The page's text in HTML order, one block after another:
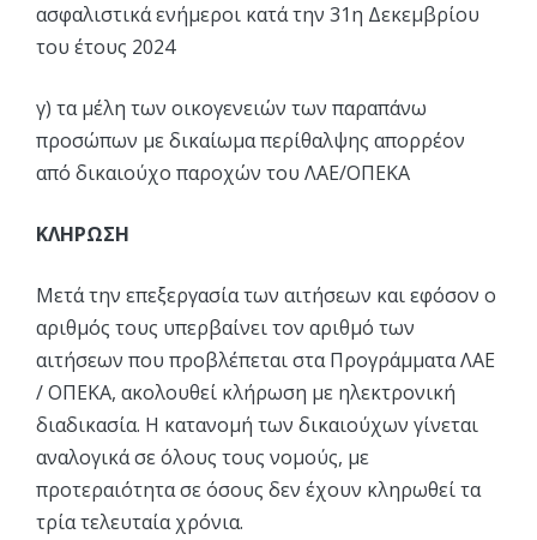
ασφαλιστικά ενήμεροι κατά την 31η Δεκεμβρίου
του έτους 2024
γ) τα μέλη των οικογενειών των παραπάνω
προσώπων με δικαίωμα περίθαλψης απορρέον
από δικαιούχο παροχών του ΛΑΕ/ΟΠΕΚΑ
ΚΛΗΡΩΣΗ
Μετά την επεξεργασία των αιτήσεων και εφόσον ο
αριθμός τους υπερβαίνει τον αριθμό των
αιτήσεων που προβλέπεται στα Προγράμματα ΛΑΕ
/ ΟΠΕΚΑ, ακολουθεί κλήρωση με ηλεκτρονική
διαδικασία. Η κατανομή των δικαιούχων γίνεται
αναλογικά σε όλους τους νομούς, με
προτεραιότητα σε όσους δεν έχουν κληρωθεί τα
τρία τελευταία χρόνια.